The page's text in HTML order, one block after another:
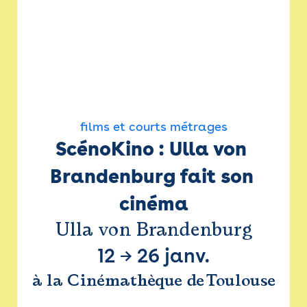
films et courts métrages
ScénoKino : Ulla von
Brandenburg fait son
cinéma
Ulla von Brandenburg
12 → 26 janv.
à la Cinémathèque de Toulouse